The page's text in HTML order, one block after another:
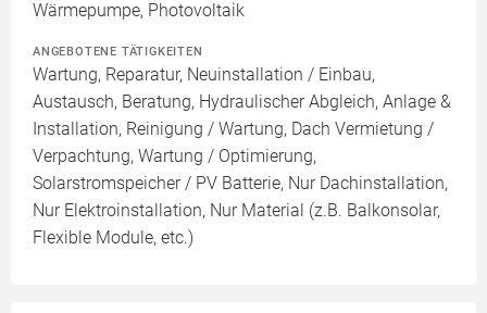
Wärmepumpe, Photovoltaik
ANGEBOTENE TÄTIGKEITEN
Wartung, Reparatur, Neuinstallation / Einbau,
Austausch, Beratung, Hydraulischer Abgleich, Anlage &
Installation, Reinigung / Wartung, Dach Vermietung /
Verpachtung, Wartung / Optimierung,
Solarstromspeicher / PV Batterie, Nur Dachinstallation,
Nur Elektroinstallation, Nur Material (z.B. Balkonsolar,
Flexible Module, etc.)